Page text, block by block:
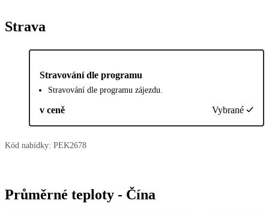
Strava
Stravování dle programu
Stravování dle programu zájezdu.
v ceně Vybrané
Kód nabídky: PEK2678
Průměrné teploty - Čína